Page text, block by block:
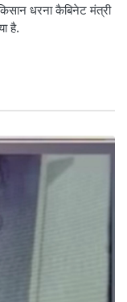
धरना कैबिनेट मंत्री
है.